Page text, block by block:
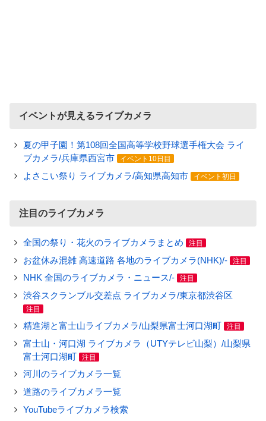
イベントが見えるライブカメラ
夏の甲子園！第108回全国高等学校野球選手権大会 ライ
ブカメラ/兵庫県西宮市
イベント10日目
よさこい祭り ライブカメラ/高知県高知市 イベント初日
注目のライブカメラ
全国の祭り・花火のライブカメラまとめ 注目
お盆休み混雑 高速道路 各地のライブカメラ(NHK)/- 注目
NHK 全国のライブカメラ・ニュース/- 注目
渋谷スクランブル交差点 ライブカメラ/東京都渋谷区
注目
精進湖と富士山ライブカメラ/山梨県富士河口湖町 注目
富士山・河口湖 ライブカメラ（UTYテレビ山梨）/山梨県
富士河口湖町
注目
河川のライブカメラ一覧
道路のライブカメラ一覧
YouTubeライブカメラ検索